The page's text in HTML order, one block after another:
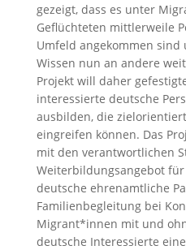
gezeigt, dass es unter
Geflüchteten mittlerweile
Umfeld angekommen
Wissen nun an andere
Projekt will daher
interessierte deutsche
ausbilden, die
eingreifen können. Das
mit den verantwortlichen
Weiterbildungsangebot
deutsche ehrenamtliche
Familienbegleitung bei
Migrant*innen mit und
deutsche Interessierte